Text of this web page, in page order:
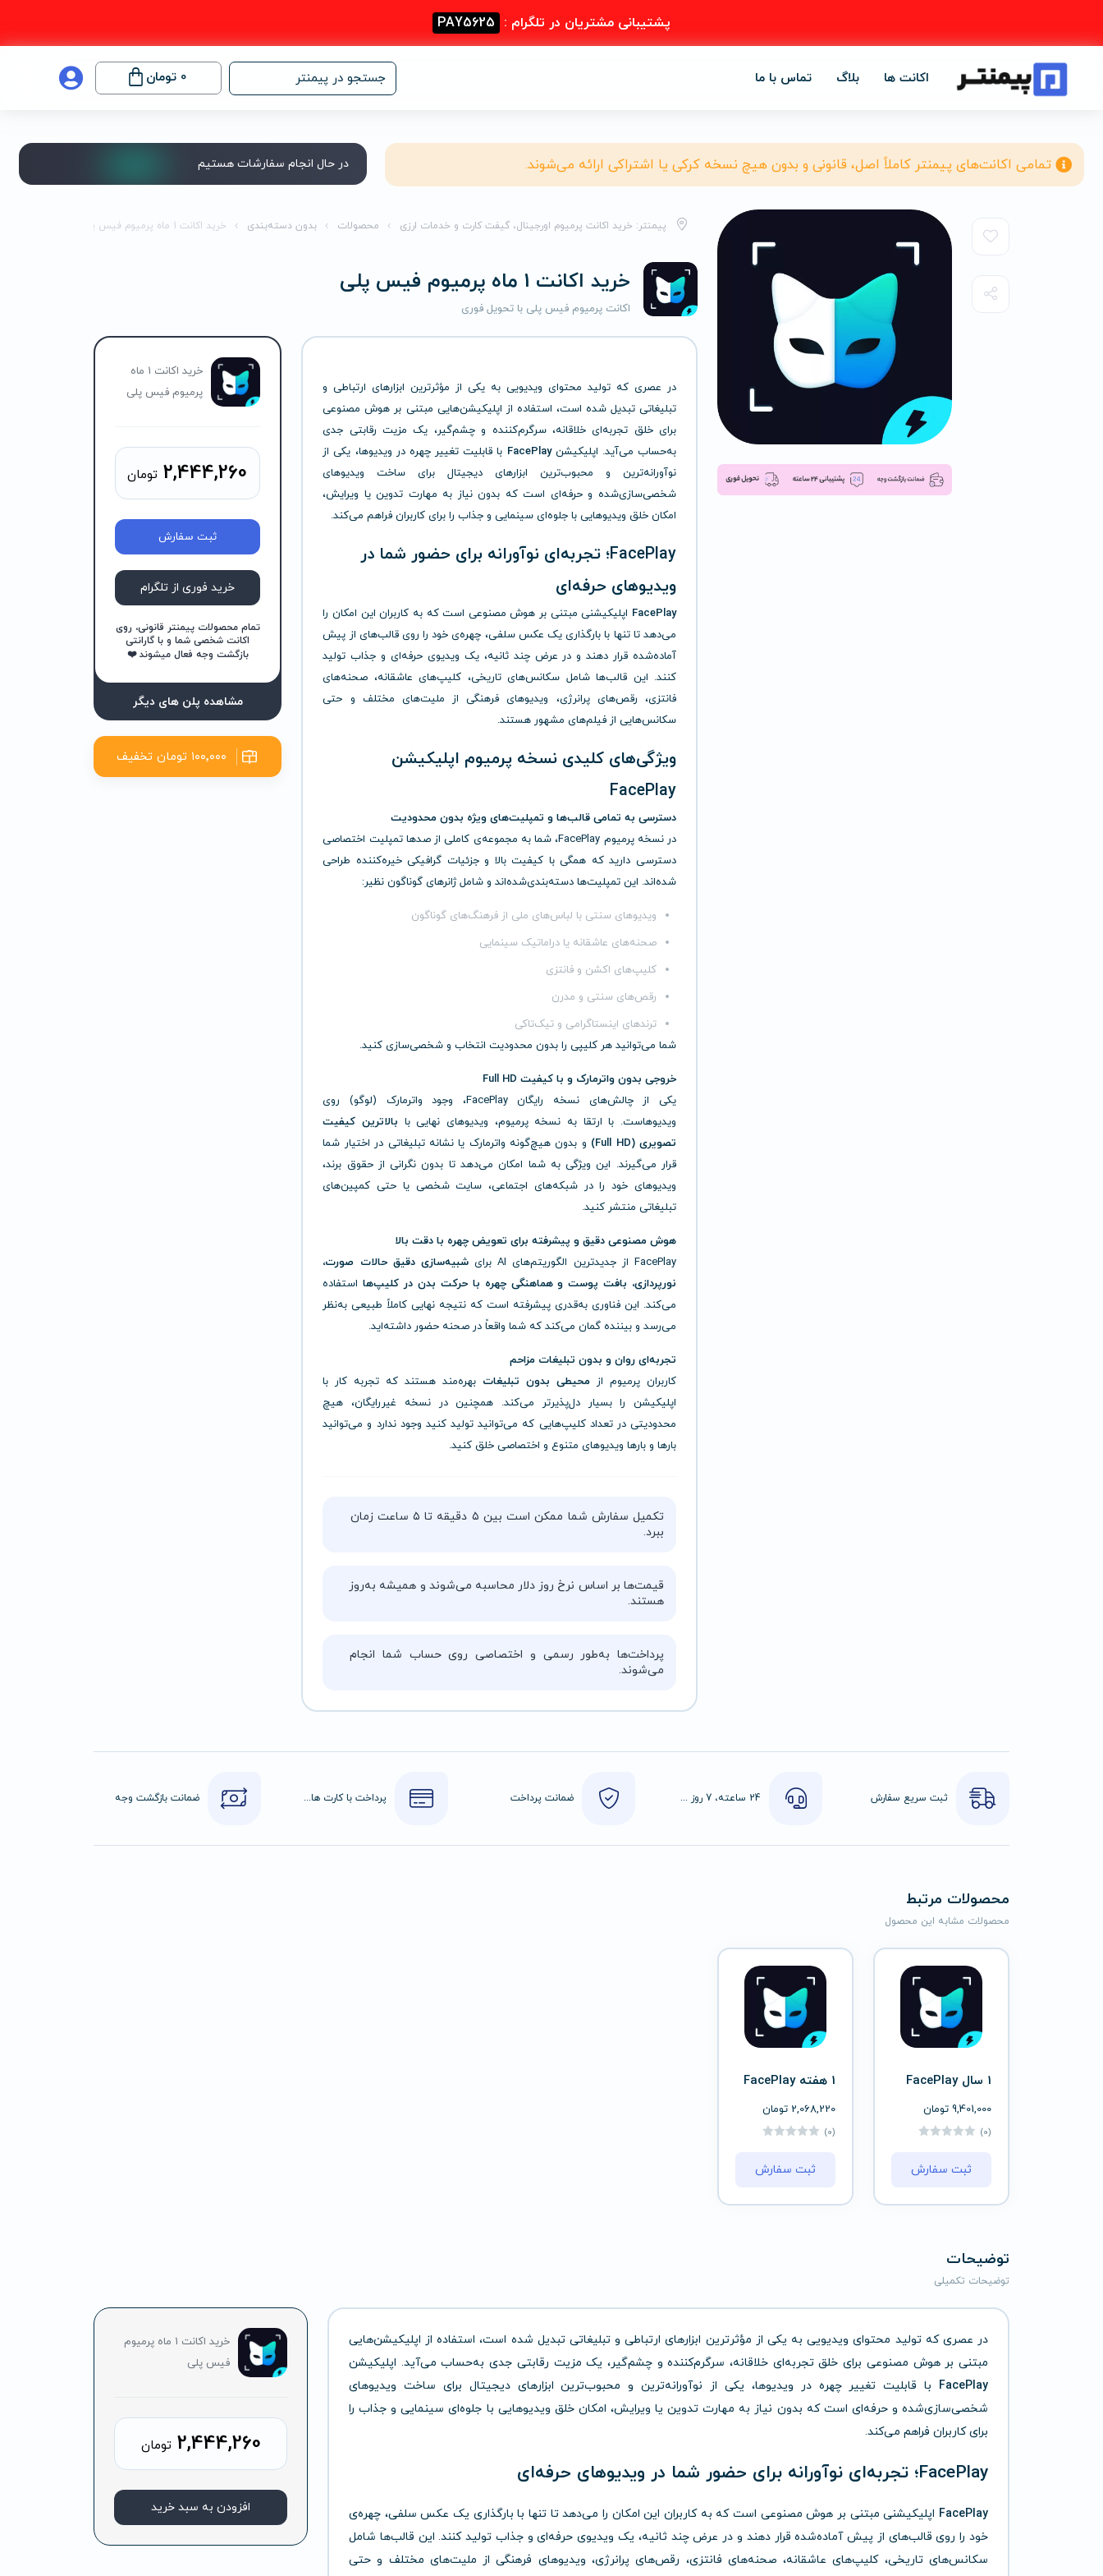
پشتیبانی مشتریان در تلگرام : PAY5625
اکانت ها بلاگ تماس با ما جستجو در پیمنتر 0 تومان
تمامی اکانت‌های پیمنتر کاملاً اصل، قانونی و بدون هیچ نسخه کرکی یا اشتراکی ارائه می‌شوند. در حال انجام سفارشات هستیم
پیمنتر: خرید اکانت پرمیوم اورجینال، گیفت کارت و خدمات ارزی محصولات بدون دسته‌بندی خرید اکانت 1 ماه پرمیوم فیس پلی
خرید اکانت 1 ماه پرمیوم فیس پلی
اکانت پرمیوم فیس پلی با تحویل فوری
در عصری که تولید محتوای ویدیویی به یکی از مؤثرترین ابزارهای ارتباطی و
تبلیغاتی تبدیل شده است، استفاده از اپلیکیشن‌هایی مبتنی بر هوش مصنوعی
برای خلق تجربه‌ای خلاقانه، سرگرم‌کننده و چشم‌گیر، یک مزیت رقابتی جدی
به‌حساب می‌آید. اپلیکیشنFacePlay با قابلیت تغییر چهره در ویدیوها، یکی از
نوآورانه‌ترین و محبوب‌ترین ابزارهای دیجیتال برای ساخت ویدیوهای
شخصی‌سازی‌شده و حرفه‌ای است که بدون نیاز به مهارت تدوین یا ویرایش،
امکان خلق ویدیوهایی با جلوه‌ای سینمایی و جذاب را برای کاربران فراهم می‌کند.
FacePlay؛ تجربه‌ای نوآورانه برای حضور شما در
ویدیوهای حرفه‌ای
FacePlay اپلیکیشنی مبتنی بر هوش مصنوعی است که به کاربران این امکان را
می‌دهد تا تنها با بارگذاری یک عکس سلفی، چهره‌ی خود را روی قالب‌های از پیش
آماده‌شده قرار دهند و در عرض چند ثانیه، یک ویدیوی حرفه‌ای و جذاب تولید
کنند. این قالب‌ها شامل سکانس‌های تاریخی، کلیپ‌های عاشقانه، صحنه‌های
فانتزی، رقص‌های پرانرژی، ویدیوهای فرهنگی از ملیت‌های مختلف و حتی
سکانس‌هایی از فیلم‌های مشهور هستند.
ویژگی‌های کلیدی نسخه پرمیوم اپلیکیشن
FacePlay
دسترسی به تمامی قالب‌ها و تمپلیت‌های ویژه بدون محدودیت
در نسخه پرمیوم FacePlay، شما به مجموعه‌ی کاملی از صدها تمپلیت اختصاصی
دسترسی دارید که همگی با کیفیت بالا و جزئیات گرافیکی خیره‌کننده طراحی
شده‌اند. این تمپلیت‌ها دسته‌بندی‌شده‌اند و شامل ژانرهای گوناگون نظیر:
ویدیوهای سنتی با لباس‌های ملی از فرهنگ‌های گوناگون
صحنه‌های عاشقانه یا دراماتیک سینمایی
کلیپ‌های اکشن و فانتزی
رقص‌های سنتی و مدرن
ترندهای اینستاگرامی و تیک‌تاکی
شما می‌توانید هر کلیپی را بدون محدودیت انتخاب و شخصی‌سازی کنید.
خروجی بدون واترمارک و با کیفیت Full HD
یکی از چالش‌های نسخه رایگان FacePlay، وجود واترمارک (لوگو) روی
ویدیوهاست. با ارتقا به نسخه پرمیوم، ویدیوهای نهایی با بالاترین کیفیت
تصویری (Full HD)
و بدون هیچ‌گونه واترمارک یا نشانه تبلیغاتی در اختیار شما
قرار می‌گیرند. این ویژگی به شما امکان می‌دهد تا بدون نگرانی از حقوق برند،
ویدیوهای خود را در شبکه‌های اجتماعی، سایت شخصی یا حتی کمپین‌های
تبلیغاتی منتشر کنید.
هوش مصنوعی دقیق و پیشرفته برای تعویض چهره با دقت بالا
FacePlay از جدیدترین الگوریتم‌های AI برای
شبیه‌سازی دقیق حالات صورت،
نورپردازی، بافت پوست و هماهنگی چهره با حرکت بدن در کلیپ‌هااستفاده
می‌کند. این فناوری به‌قدری پیشرفته است که نتیجه نهایی کاملاً طبیعی به‌نظر
می‌رسد و بیننده گمان می‌کند که شما واقعاً در صحنه حضور داشته‌اید.
تجربه‌ای روان و بدون تبلیغات مزاحم
کاربران پرمیوم از محیطی بدون تبلیغات بهره‌مند هستند که تجربه کار با
اپلیکیشن را بسیار دل‌پذیرتر می‌کند. همچنین در نسخه غیررایگان، هیچ
محدودیتی در تعداد کلیپ‌هایی که می‌توانید تولید کنید وجود ندارد و می‌توانید
بارها و بارها ویدیوهای متنوع و اختصاصی خلق کنید.
تکمیل سفارش شما ممکن است بین ۵ دقیقه تا ۵ ساعت زمان
ببرد.
قیمت‌ها بر اساس نرخ روز دلار محاسبه می‌شوند و همیشه به‌روز
هستند.
پرداخت‌ها به‌طور رسمی و اختصاصی روی حساب شما انجام
می‌شوند.
خرید اکانت 1 ماه
پرمیوم فیس پلی
2,444,260 تومان
ثبت سفارش
خرید فوری از تلگرام
تمام محصولات پیمنتر قانونی، روی
اکانت شخصی شما و با گارانتی
بازگشت وجه فعال میشوند ❤️
مشاهده پلن های دیگر
۱۰۰٬۰۰۰ تومان تخفیف
ثبت سریع سفارش 24 ساعته، 7 روز هفته ضمانت پرداخت پرداخت با کارت های عضو شتاب ضمانت بازگشت وجه
محصولات مرتبط
محصولات مشابه این محصول
1 سال FacePlay
9,401,000 تومان
(0)
ثبت سفارش
1 هفته FacePlay
2,068,220 تومان
(0)
ثبت سفارش
توضیحات
توضیحات تکمیلی
در عصری که تولید محتوای ویدیویی به یکی از مؤثرترین ابزارهای ارتباطی و تبلیغاتی تبدیل شده است، استفاده از اپلیکیشن‌هایی
مبتنی بر هوش مصنوعی برای خلق تجربه‌ای خلاقانه، سرگرم‌کننده و چشم‌گیر، یک مزیت رقابتی جدی به‌حساب می‌آید. اپلیکیشن
FacePlay با قابلیت تغییر چهره در ویدیوها، یکی از نوآورانه‌ترین و محبوب‌ترین ابزارهای دیجیتال برای ساخت ویدیوهای
شخصی‌سازی‌شده و حرفه‌ای است که بدون نیاز به مهارت تدوین یا ویرایش، امکان خلق ویدیوهایی با جلوه‌ای سینمایی و جذاب را
برای کاربران فراهم می‌کند.
FacePlay؛ تجربه‌ای نوآورانه برای حضور شما در ویدیوهای حرفه‌ای
FacePlay اپلیکیشنی مبتنی بر هوش مصنوعی است که به کاربران این امکان را می‌دهد تا تنها با بارگذاری یک عکس سلفی، چهره‌ی
خود را روی قالب‌های از پیش آماده‌شده قرار دهند و در عرض چند ثانیه، یک ویدیوی حرفه‌ای و جذاب تولید کنند. این قالب‌ها شامل
سکانس‌های تاریخی، کلیپ‌های عاشقانه، صحنه‌های فانتزی، رقص‌های پرانرژی، ویدیوهای فرهنگی از ملیت‌های مختلف و حتی
خرید اکانت 1 ماه پرمیوم
فیس پلی
2,444,260 تومان
افزودن به سبد خرید